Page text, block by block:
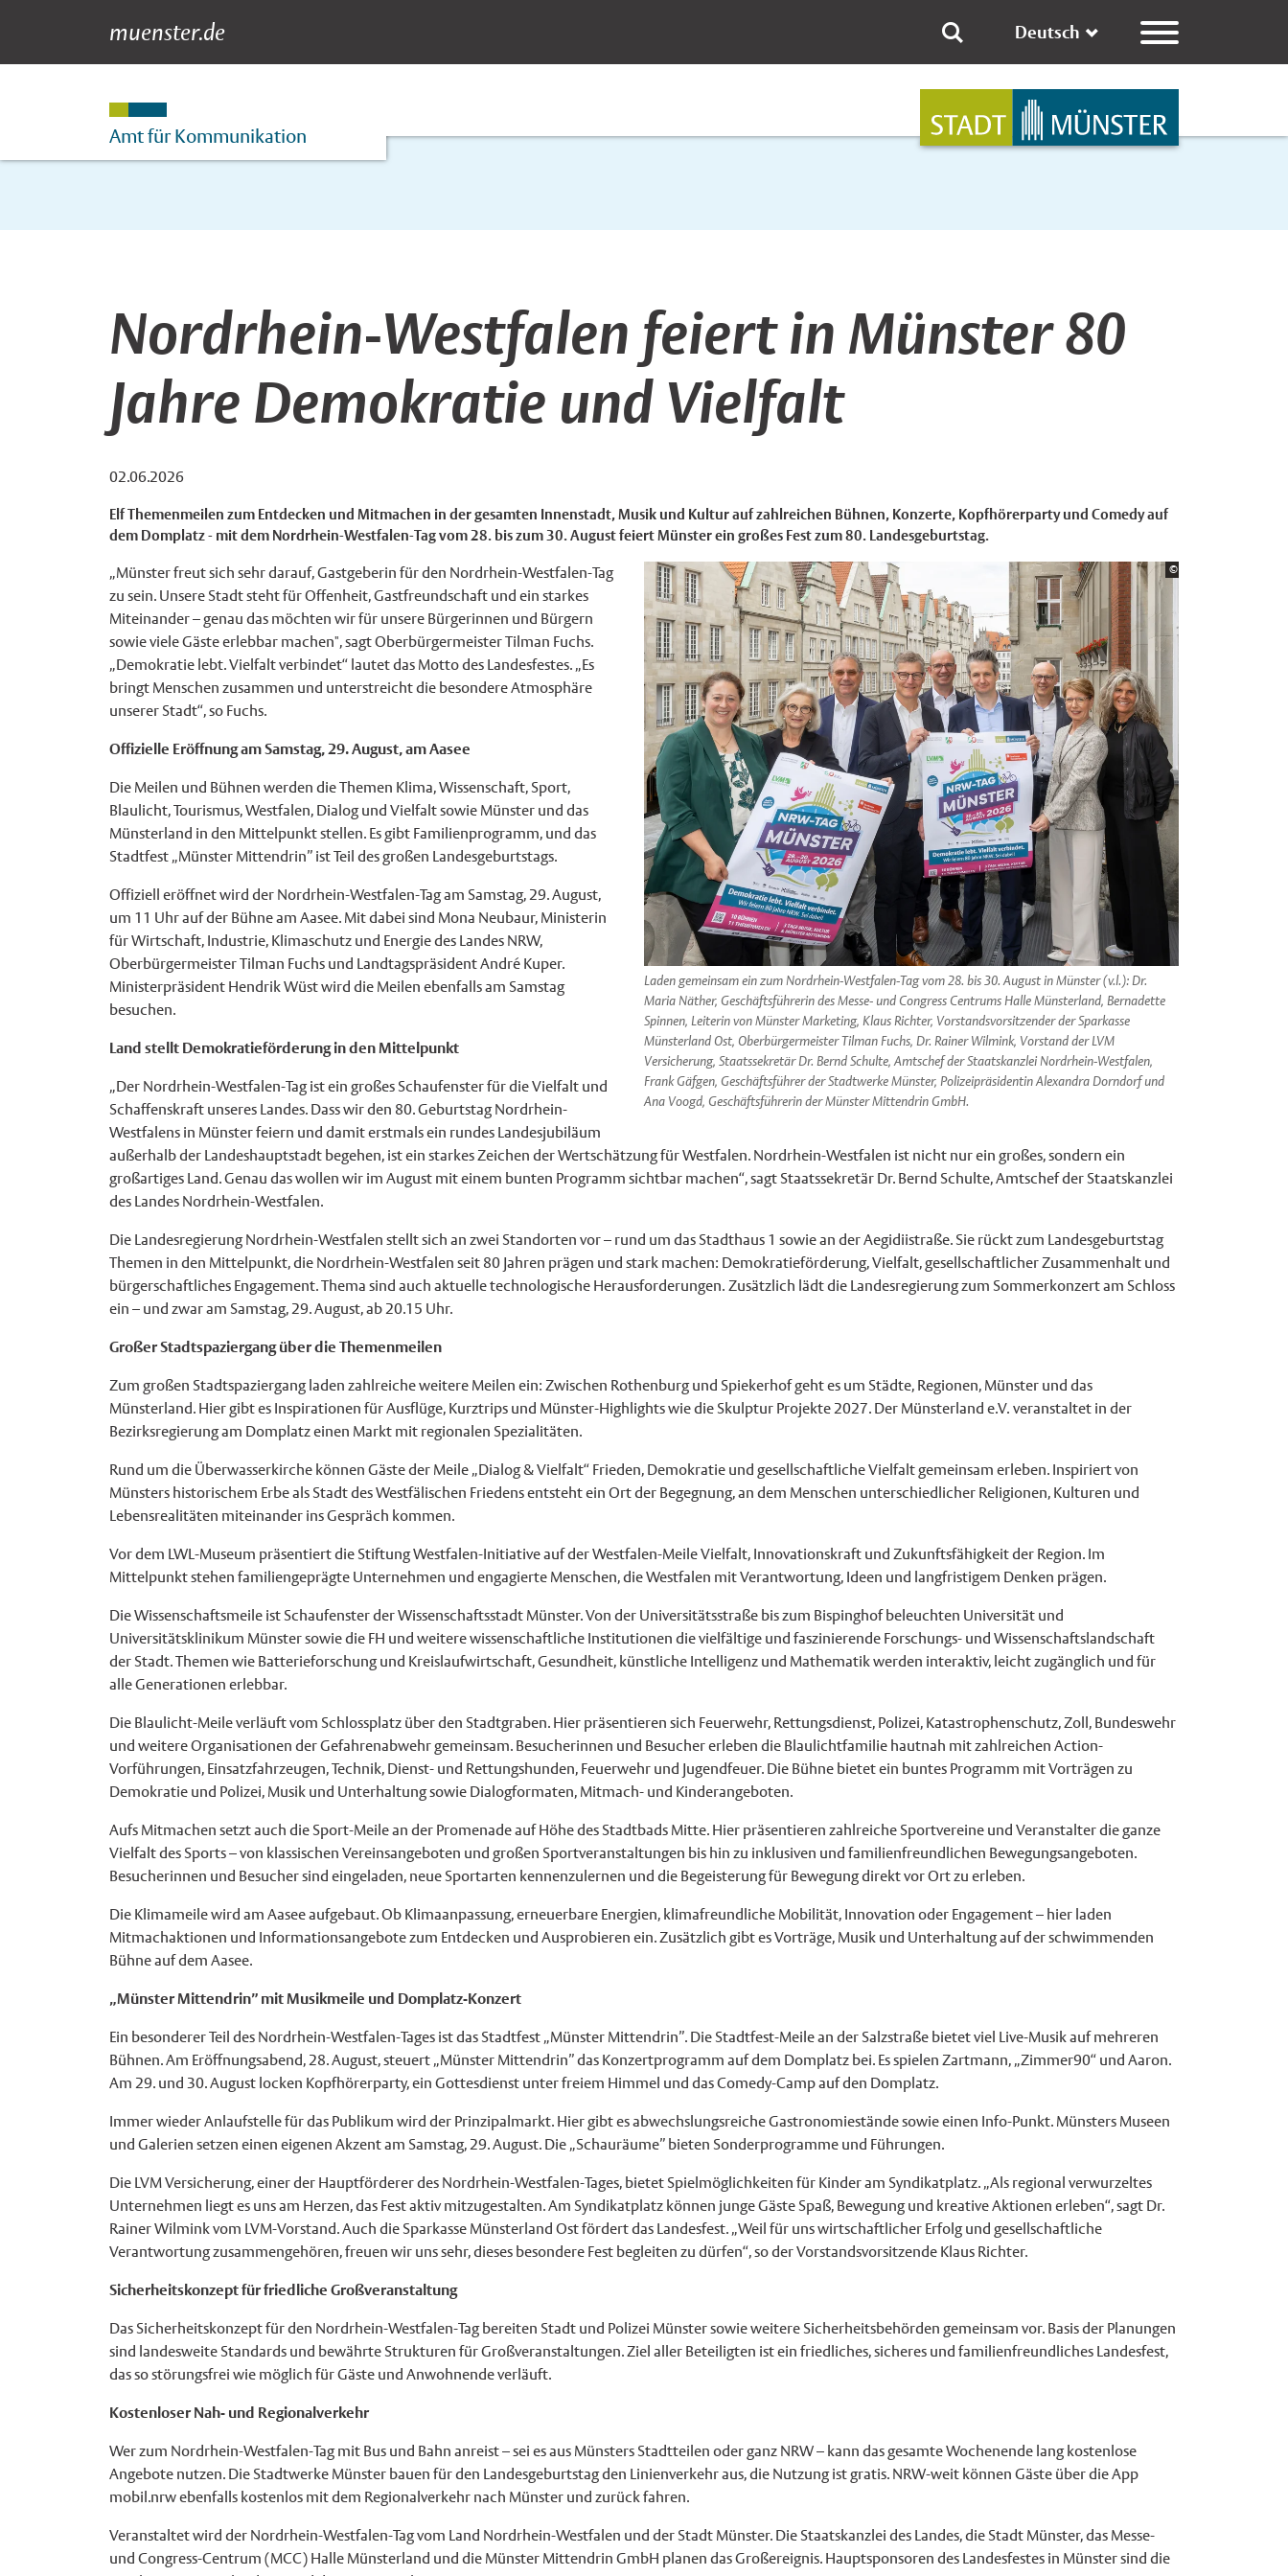
Newsdetail
muenster.de Deutsch
Amt für Kommunikation
Nordrhein-Westfalen feiert in Münster 80
Jahre Demokratie und Vielfalt
02.06.2026
Elf Themenmeilen zum Entdecken und Mitmachen in der gesamten Innenstadt, Musik und Kultur auf zahlreichen Bühnen, Konzerte, Kopfhörerparty und Comedy auf
dem Domplatz - mit dem Nordrhein-Westfalen-Tag vom 28. bis zum 30. August feiert Münster ein großes Fest zum 80. Landesgeburtstag.
©
Laden gemeinsam ein zum Nordrhein-Westfalen-Tag vom 28. bis 30. August in Münster (v.l.): Dr.
Maria Näther, Geschäftsführerin des Messe- und Congress Centrums Halle Münsterland, Bernadette
Spinnen, Leiterin von Münster Marketing, Klaus Richter, Vorstandsvorsitzender der Sparkasse
Münsterland Ost, Oberbürgermeister Tilman Fuchs, Dr. Rainer Wilmink, Vorstand der LVM
Versicherung, Staatssekretär Dr. Bernd Schulte, Amtschef der Staatskanzlei Nordrhein-Westfalen,
Frank Gäfgen, Geschäftsführer der Stadtwerke Münster, Polizeipräsidentin Alexandra Dorndorf und
Ana Voogd, Geschäftsführerin der Münster Mittendrin GmbH.
„Münster freut sich sehr darauf, Gastgeberin für den Nordrhein-Westfalen-Tag
zu sein. Unsere Stadt steht für Offenheit, Gastfreundschaft und ein starkes
Miteinander – genau das möchten wir für unsere Bürgerinnen und Bürgern
sowie viele Gäste erlebbar machen", sagt Oberbürgermeister Tilman Fuchs.
„Demokratie lebt. Vielfalt verbindet“ lautet das Motto des Landesfestes. „Es
bringt Menschen zusammen und unterstreicht die besondere Atmosphäre
unserer Stadt“, so Fuchs.
Offizielle Eröffnung am Samstag, 29. August, am Aasee
Die Meilen und Bühnen werden die Themen Klima, Wissenschaft, Sport,
Blaulicht, Tourismus, Westfalen, Dialog und Vielfalt sowie Münster und das
Münsterland in den Mittelpunkt stellen. Es gibt Familienprogramm, und das
Stadtfest „Münster Mittendrin” ist Teil des großen Landesgeburtstags.
Offiziell eröffnet wird der Nordrhein-Westfalen-Tag am Samstag, 29. August,
um 11 Uhr auf der Bühne am Aasee. Mit dabei sind Mona Neubaur, Ministerin
für Wirtschaft, Industrie, Klimaschutz und Energie des Landes NRW,
Oberbürgermeister Tilman Fuchs und Landtagspräsident André Kuper.
Ministerpräsident Hendrik Wüst wird die Meilen ebenfalls am Samstag
besuchen.
Land stellt Demokratieförderung in den Mittelpunkt
„Der Nordrhein-Westfalen-Tag ist ein großes Schaufenster für die Vielfalt und
Schaffenskraft unseres Landes. Dass wir den 80. Geburtstag Nordrhein-
Westfalens in Münster feiern und damit erstmals ein rundes Landesjubiläum
außerhalb der Landeshauptstadt begehen, ist ein starkes Zeichen der Wertschätzung für Westfalen. Nordrhein-Westfalen ist nicht nur ein großes, sondern ein
großartiges Land. Genau das wollen wir im August mit einem bunten Programm sichtbar machen“, sagt Staatssekretär Dr. Bernd Schulte, Amtschef der Staatskanzlei
des Landes Nordrhein-Westfalen.
Die Landesregierung Nordrhein-Westfalen stellt sich an zwei Standorten vor – rund um das Stadthaus 1 sowie an der Aegidiistraße. Sie rückt zum Landesgeburtstag
Themen in den Mittelpunkt, die Nordrhein-Westfalen seit 80 Jahren prägen und stark machen: Demokratieförderung, Vielfalt, gesellschaftlicher Zusammenhalt und
bürgerschaftliches Engagement. Thema sind auch aktuelle technologische Herausforderungen. Zusätzlich lädt die Landesregierung zum Sommerkonzert am Schloss
ein – und zwar am Samstag, 29. August, ab 20.15 Uhr.
Großer Stadtspaziergang über die Themenmeilen
Zum großen Stadtspaziergang laden zahlreiche weitere Meilen ein: Zwischen Rothenburg und Spiekerhof geht es um Städte, Regionen, Münster und das
Münsterland. Hier gibt es Inspirationen für Ausflüge, Kurztrips und Münster-Highlights wie die Skulptur Projekte 2027. Der Münsterland e.V. veranstaltet in der
Bezirksregierung am Domplatz einen Markt mit regionalen Spezialitäten.
Rund um die Überwasserkirche können Gäste der Meile „Dialog & Vielfalt“ Frieden, Demokratie und gesellschaftliche Vielfalt gemeinsam erleben. Inspiriert von
Münsters historischem Erbe als Stadt des Westfälischen Friedens entsteht ein Ort der Begegnung, an dem Menschen unterschiedlicher Religionen, Kulturen und
Lebensrealitäten miteinander ins Gespräch kommen.
Vor dem LWL-Museum präsentiert die Stiftung Westfalen-Initiative auf der Westfalen-Meile Vielfalt, Innovationskraft und Zukunftsfähigkeit der Region. Im
Mittelpunkt stehen familiengeprägte Unternehmen und engagierte Menschen, die Westfalen mit Verantwortung, Ideen und langfristigem Denken prägen.
Die Wissenschaftsmeile ist Schaufenster der Wissenschaftsstadt Münster. Von der Universitätsstraße bis zum Bispinghof beleuchten Universität und
Universitätsklinikum Münster sowie die FH und weitere wissenschaftliche Institutionen die vielfältige und faszinierende Forschungs- und Wissenschaftslandschaft
der Stadt. Themen wie Batterieforschung und Kreislaufwirtschaft, Gesundheit, künstliche Intelligenz und Mathematik werden interaktiv, leicht zugänglich und für
alle Generationen erlebbar.
Die Blaulicht-Meile verläuft vom Schlossplatz über den Stadtgraben. Hier präsentieren sich Feuerwehr, Rettungsdienst, Polizei, Katastrophenschutz, Zoll, Bundeswehr
und weitere Organisationen der Gefahrenabwehr gemeinsam. Besucherinnen und Besucher erleben die Blaulichtfamilie hautnah mit zahlreichen Action-
Vorführungen, Einsatzfahrzeugen, Technik, Dienst- und Rettungshunden, Feuerwehr und Jugendfeuer. Die Bühne bietet ein buntes Programm mit Vorträgen zu
Demokratie und Polizei, Musik und Unterhaltung sowie Dialogformaten, Mitmach- und Kinderangeboten.
Aufs Mitmachen setzt auch die Sport-Meile an der Promenade auf Höhe des Stadtbads Mitte. Hier präsentieren zahlreiche Sportvereine und Veranstalter die ganze
Vielfalt des Sports – von klassischen Vereinsangeboten und großen Sportveranstaltungen bis hin zu inklusiven und familienfreundlichen Bewegungsangeboten.
Besucherinnen und Besucher sind eingeladen, neue Sportarten kennenzulernen und die Begeisterung für Bewegung direkt vor Ort zu erleben.
Die Klimameile wird am Aasee aufgebaut. Ob Klimaanpassung, erneuerbare Energien, klimafreundliche Mobilität, Innovation oder Engagement – hier laden
Mitmachaktionen und Informationsangebote zum Entdecken und Ausprobieren ein. Zusätzlich gibt es Vorträge, Musik und Unterhaltung auf der schwimmenden
Bühne auf dem Aasee.
„Münster Mittendrin” mit Musikmeile und Domplatz-Konzert
Ein besonderer Teil des Nordrhein-Westfalen-Tages ist das Stadtfest „Münster Mittendrin”. Die Stadtfest-Meile an der Salzstraße bietet viel Live-Musik auf mehreren
Bühnen. Am Eröffnungsabend, 28. August, steuert „Münster Mittendrin” das Konzertprogramm auf dem Domplatz bei. Es spielen Zartmann, „Zimmer90“ und Aaron.
Am 29. und 30. August locken Kopfhörerparty, ein Gottesdienst unter freiem Himmel und das Comedy-Camp auf den Domplatz.
Immer wieder Anlaufstelle für das Publikum wird der Prinzipalmarkt. Hier gibt es abwechslungsreiche Gastronomiestände sowie einen Info-Punkt. Münsters Museen
und Galerien setzen einen eigenen Akzent am Samstag, 29. August. Die „Schauräume” bieten Sonderprogramme und Führungen.
Die LVM Versicherung, einer der Hauptförderer des Nordrhein-Westfalen-Tages, bietet Spielmöglichkeiten für Kinder am Syndikatplatz. „Als regional verwurzeltes
Unternehmen liegt es uns am Herzen, das Fest aktiv mitzugestalten. Am Syndikatplatz können junge Gäste Spaß, Bewegung und kreative Aktionen erleben“, sagt Dr.
Rainer Wilmink vom LVM-Vorstand. Auch die Sparkasse Münsterland Ost fördert das Landesfest. „Weil für uns wirtschaftlicher Erfolg und gesellschaftliche
Verantwortung zusammengehören, freuen wir uns sehr, dieses besondere Fest begleiten zu dürfen“, so der Vorstandsvorsitzende Klaus Richter.
Sicherheitskonzept für friedliche Großveranstaltung
Das Sicherheitskonzept für den Nordrhein-Westfalen-Tag bereiten Stadt und Polizei Münster sowie weitere Sicherheitsbehörden gemeinsam vor. Basis der Planungen
sind landesweite Standards und bewährte Strukturen für Großveranstaltungen. Ziel aller Beteiligten ist ein friedliches, sicheres und familienfreundliches Landesfest,
das so störungsfrei wie möglich für Gäste und Anwohnende verläuft.
Kostenloser Nah- und Regionalverkehr
Wer zum Nordrhein-Westfalen-Tag mit Bus und Bahn anreist – sei es aus Münsters Stadtteilen oder ganz NRW – kann das gesamte Wochenende lang kostenlose
Angebote nutzen. Die Stadtwerke Münster bauen für den Landesgeburtstag den Linienverkehr aus, die Nutzung ist gratis. NRW-weit können Gäste über die App
mobil.nrw ebenfalls kostenlos mit dem Regionalverkehr nach Münster und zurück fahren.
Veranstaltet wird der Nordrhein-Westfalen-Tag vom Land Nordrhein-Westfalen und der Stadt Münster. Die Staatskanzlei des Landes, die Stadt Münster, das Messe-
und Congress-Centrum (MCC) Halle Münsterland und die Münster Mittendrin GmbH planen das Großereignis. Hauptsponsoren des Landesfestes in Münster sind die